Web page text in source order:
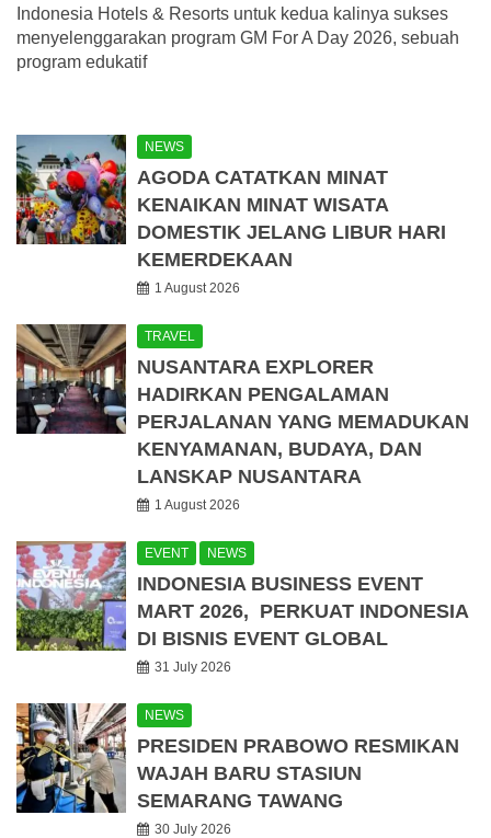
Indonesia Hotels & Resorts untuk kedua kalinya sukses
menyelenggarakan program GM For A Day 2026, sebuah
program edukatif
NEWS
AGODA CATATKAN MINAT
KENAIKAN MINAT WISATA
DOMESTIK JELANG LIBUR HARI
KEMERDEKAAN
1 August 2026
TRAVEL
NUSANTARA EXPLORER
HADIRKAN PENGALAMAN
PERJALANAN YANG MEMADUKAN
KENYAMANAN, BUDAYA, DAN
LANSKAP NUSANTARA
1 August 2026
EVENT NEWS
INDONESIA BUSINESS EVENT
MART 2026, PERKUAT INDONESIA
DI BISNIS EVENT GLOBAL
31 July 2026
NEWS
PRESIDEN PRABOWO RESMIKAN
WAJAH BARU STASIUN
SEMARANG TAWANG
30 July 2026